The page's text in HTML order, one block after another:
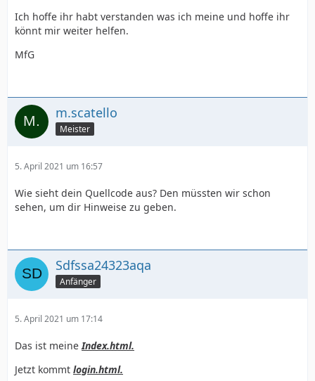
Ich hoffe ihr habt verstanden was ich meine und hoffe ihr
könnt mir weiter helfen.
MfG
m.scatello
Meister
5. April 2021 um 16:57
Wie sieht dein Quellcode aus? Den müssten wir schon
sehen, um dir Hinweise zu geben.
Sdfssa24323aqa
Anfänger
5. April 2021 um 17:14
Das ist meineIndex.html.
Jetzt kommt login.html.